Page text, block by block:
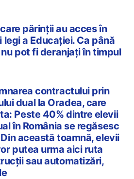
părinții au acces în
a Educației. Ca până
pot fi deranjați în timpul
contractului prin
dual la Oradea, care
Peste 40% dintre elevii
în România se regăsesc
această toamnă, elevii
putea urma aici ruta
sau automatizări,